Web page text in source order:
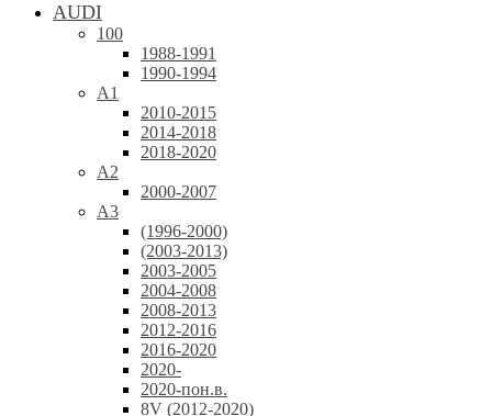
AUDI
100
1988-1991
1990-1994
A1
2010-2015
2014-2018
2018-2020
A2
2000-2007
A3
(1996-2000)
(2003-2013)
2003-2005
2004-2008
2008-2013
2012-2016
2016-2020
2020-
2020-пон.в.
8V (2012-2020)